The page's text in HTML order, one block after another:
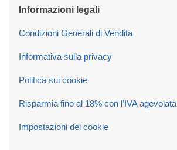
Informazioni legali
Condizioni Generali di Vendita
Informativa sulla privacy
Politica sui cookie
Risparmia fino al 18% con l’IVA agevolata
Impostazioni dei cookie